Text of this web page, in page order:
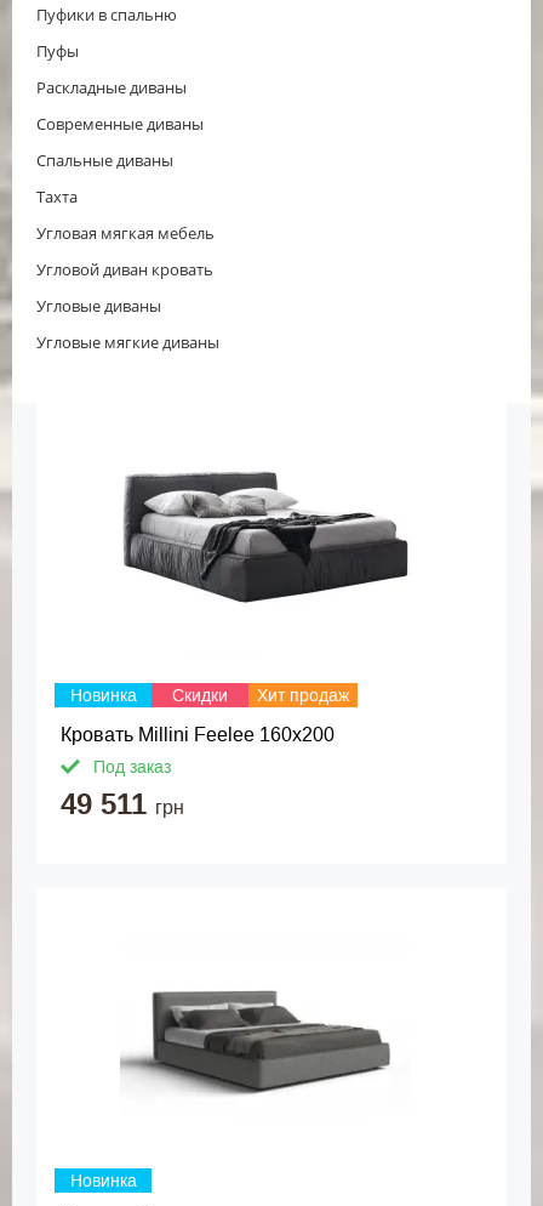
Пуфики в спальню
Пуфы
Раскладные диваны
Современные диваны
Спальные диваны
Тахта
Угловая мягкая мебель
Угловой диван кровать
Угловые диваны
Угловые мягкие диваны
Новинка Скидки Хит продаж
Кровать Millini Feelee 160x200
Под заказ
49 511 грн
Новинка